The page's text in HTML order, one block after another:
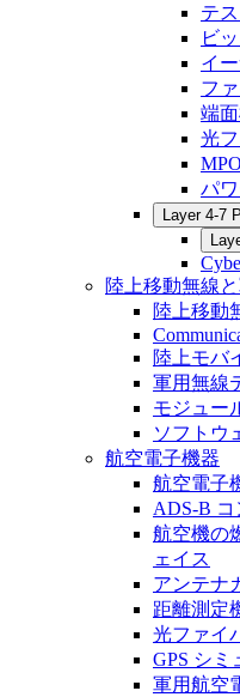
テ
ビ
イ
フ
端
光
パ
Layer 4-7
陸上移動無線
陸上移動
陸上モバ
軍用無線
モジュー
ソフトウ
航空電子機器
航空電子
ADS-B
航空機の
ェイス
アンテナ
距離測定
光ファイ
GPS シミ
軍用航空